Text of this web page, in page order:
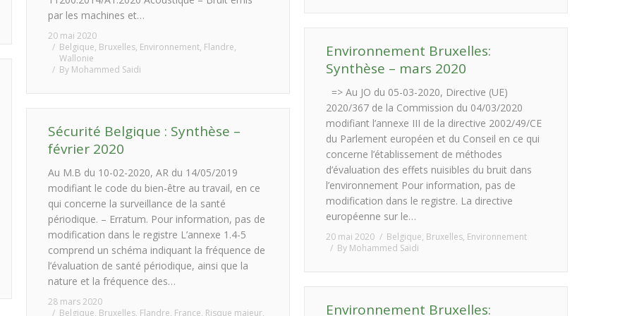
par les machines et…
20 mai 2020
Belgique, Bruxelles, Environnement, Flandre,
Wallonie
By Mohammed Saidi
Environnement Bruxelles:
Synthèse – mars 2020
=> Au JO du 05-03-2020, Directive (UE)
2020/367 de la Commission du 04/03/2020
modifiant l’annexe III de la directive 2002/49/CE
du Parlement européen et du Conseil en ce qui
concerne l’établissement de méthodes
d’évaluation des effets nuisibles du bruit dans
l’environnement Pour information, pas de
modification dans le registre. La directive
européenne sur le…
20 mai 2020 Belgique, Bruxelles, Environnement
By Mohammed Saidi
Sécurité Belgique : Synthèse –
février 2020
Au M.B du 10-02-2020, AR du 14/05/2019
modifiant le code du bien-être au travail, en ce
qui concerne la surveillance de la santé
périodique. – Erratum. Pour information, pas de
modification dans le registre L’annexe 1.4-5
comprend un schéma indiquant la fréquence de
l’évaluation de santé périodique, ainsi que la
nature et la fréquence des…
28 mars 2020
Belgique, Bruxelles, Flandre, France, Risque majeur,
Environnement Bruxelles: